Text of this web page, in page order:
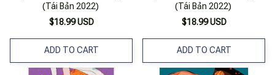
(Tái Bản 2022)
$18.99 USD
ADD TO CART
(Tái Bản 2022)
$18.99 USD
ADD TO CART